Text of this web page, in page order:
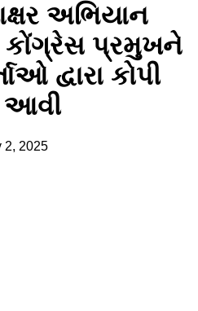
અભિયાન
કોંગ્રેસ પ્રમુખને
દ્વારા કોપી
આવી
2, 2025